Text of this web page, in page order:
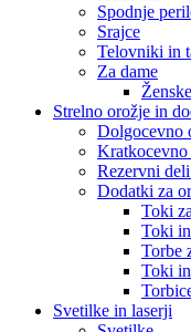
Spodnje
Srajce
Telovniki in
Za dame
Strelno orožje in
Dolgocevno
Kratkocevno
Rezervni
Dodatki za
Toki
Toki
Torbe
Toki
Svetilke in laserji